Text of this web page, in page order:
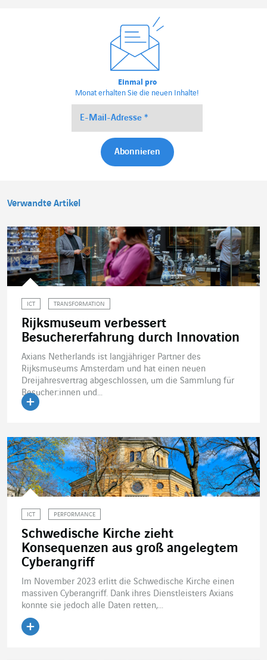
Einmal pro
Monat erhalten Sie die neuen Inhalte!
Verwandte Artikel
ICT TRANSFORMATION
Rijksmuseum verbessert
Besuchererfahrung durch Innovation
Axians Netherlands ist langjähriger Partner des
Rijksmuseums Amsterdam und hat einen neuen
Dreijahresvertrag abgeschlossen, um die Sammlung für
Besucher:innen und...
ICT PERFORMANCE
Schwedische Kirche zieht
Konsequenzen aus groß angelegtem
Cyberangriff
Im November 2023 erlitt die Schwedische Kirche einen
massiven Cyberangriff. Dank ihres Dienstleisters Axians
konnte sie jedoch alle Daten retten,...